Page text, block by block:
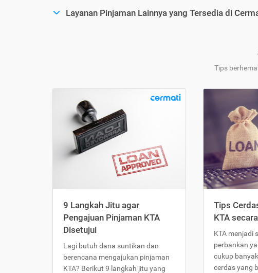
Layanan Pinjaman Lainnya yang Tersedia di
Tips
9 Langkah Jitu agar
Pengajuan Pinjaman KTA
Disetujui
Lagi butuh dana suntikan dan
berencana mengajukan pinjaman
KTA? Berikut 9 langkah jitu yang
Tips
KTA
KTA menjadi
perbankan
cukup
cerdas yang